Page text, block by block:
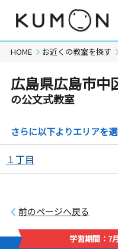
HOME お近くの教室を探す
広島県広島市中
の公文式教室
さらに以下よりエリアを
１丁目
前のページへ戻る
学習期間：7